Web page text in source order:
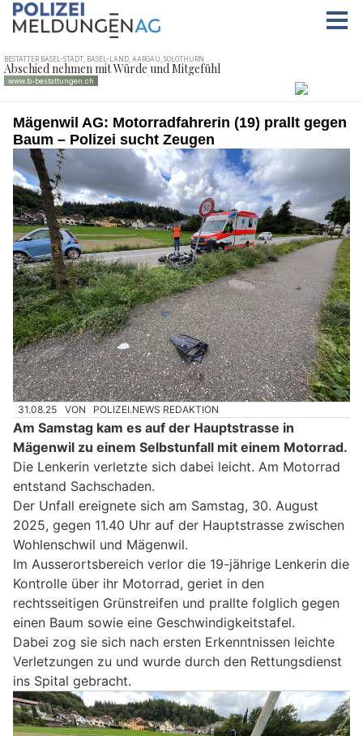
Mägenwil AG: Motorradfahrerin (19) prallt gegen
Baum – Polizei sucht Zeugen
31.08.25 VON POLIZEI.NEWS REDAKTION
Am Samstag kam es auf der Hauptstrasse in
Mägenwil zu einem Selbstunfall mit einem Motorrad.
Die Lenkerin verletzte sich dabei leicht. Am Motorrad
entstand Sachschaden.
Der Unfall ereignete sich am Samstag, 30. August
2025, gegen 11.40 Uhr auf der Hauptstrasse zwischen
Wohlenschwil und Mägenwil.
Im Ausserortsbereich verlor die 19-jährige Lenkerin die
Kontrolle über ihr Motorrad, geriet in den
rechtsseitigen Grünstreifen und prallte folglich gegen
einen Baum sowie eine Geschwindigkeitstafel.
Dabei zog sie sich nach ersten Erkenntnissen leichte
Verletzungen zu und wurde durch den Rettungsdienst
ins Spital gebracht.